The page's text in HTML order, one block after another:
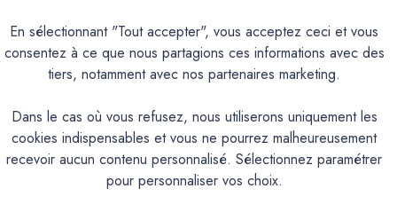
PRODUIT
de finition, teinté dans la masse, à grain très
: sol, mur, douche à l’italienne, plan de travail, plan de
en fonction du geste de l’applicateur.
exceptionnelles sur la plupart des supports. Propriétés
abrasion TABER, poinçonnement ZWICK.
En sélectionnant "Tout accepter", vous acceptez ceci et vous
consentez à ce que nous partagions ces informations avec des
tiers, notamment avec nos partenaires marketing.
Dans le cas où vous refusez, nous utiliserons uniquement les
cookies indispensables et vous ne pourrez malheureusement
recevoir aucun contenu personnalisé. Sélectionnez paramétrer
pour personnaliser vos choix.